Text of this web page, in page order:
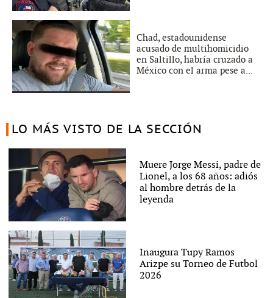
Chad, estadounidense
acusado de multihomicidio
en Saltillo, habría cruzado a
México con el arma pese a...
LO MÁS VISTO DE LA SECCIÓN
Muere Jorge Messi, padre de
Lionel, a los 68 años: adiós
al hombre detrás de la
leyenda
Inaugura Tupy Ramos
Arizpe su Torneo de Futbol
2026